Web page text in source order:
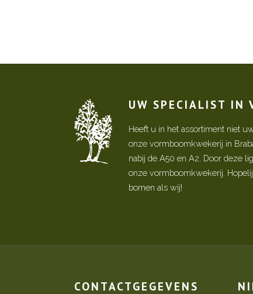
UW SPECIALIST IN
Heeft u in het assortiment niet
onze vormboomkwekerij in
nabij de A50 en A2. Door deze
onze vormboomkwekerij.
bomen als wij!
CONTACTGEGEVENS